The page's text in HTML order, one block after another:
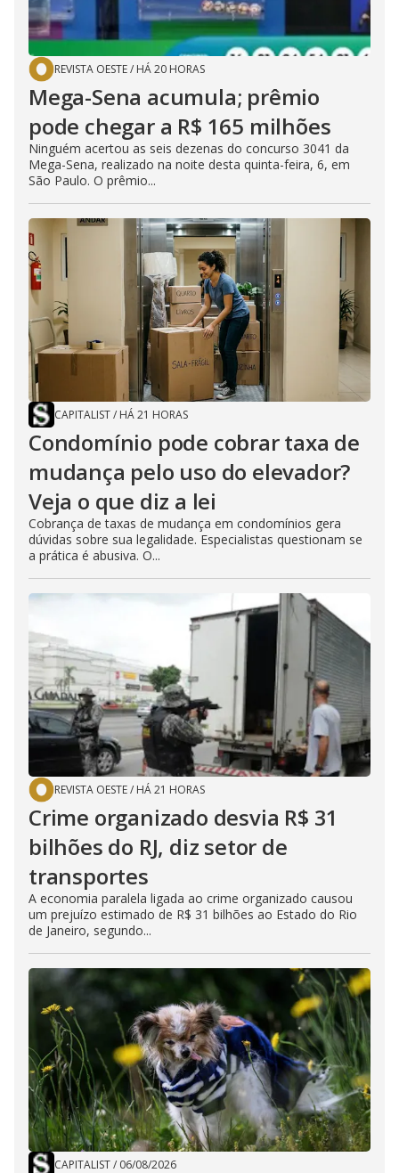
REVISTA OESTE/ HÁ 20 HORAS
Mega-Sena acumula; prêmio
pode chegar a R$ 165 milhões
Ninguém acertou as seis dezenas do concurso 3041 da
Mega-Sena, realizado na noite desta quinta-feira, 6, em
São Paulo. O prêmio...
CAPITALIST/ HÁ 21 HORAS
Condomínio pode cobrar taxa de
mudança pelo uso do elevador?
Veja o que diz a lei
Cobrança de taxas de mudança em condomínios gera
dúvidas sobre sua legalidade. Especialistas questionam se
a prática é abusiva. O...
REVISTA OESTE/ HÁ 21 HORAS
Crime organizado desvia R$ 31
bilhões do RJ, diz setor de
transportes
A economia paralela ligada ao crime organizado causou
um prejuízo estimado de R$ 31 bilhões ao Estado do Rio
de Janeiro, segundo...
CAPITALIST/ 06/08/2026